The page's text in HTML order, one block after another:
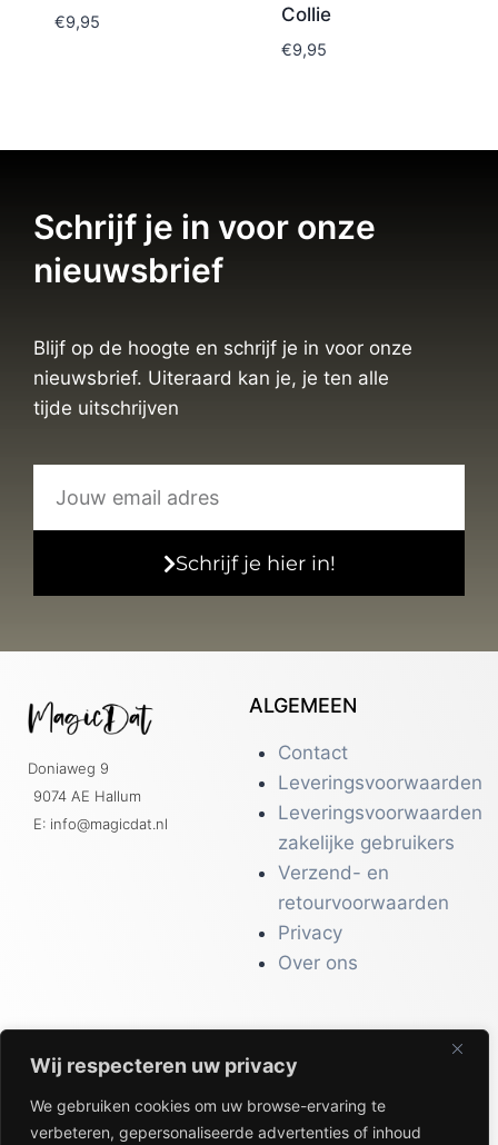
Wij respecteren uw privacy
We gebruiken cookies om uw browse-ervaring te
verbeteren, gepersonaliseerde advertenties of inhoud
€9,95
Collie
€9,95
Schrijf je in voor onze
nieuwsbrief
Blijf op de hoogte en schrijf je in voor onze
nieuwsbrief. Uiteraard kan je, je ten alle
tijde uitschrijven
Schrijf je hier in!
Doniaweg 9
9074 AE Hallum
E: info@magicdat.nl
ALGEMEEN
Contact
Leveringsvoorwaarden
Leveringsvoorwaarden
zakelijke gebruikers
Verzend- en
retourvoorwaarden
Privacy
Over ons
CATALOGI
Workwear &